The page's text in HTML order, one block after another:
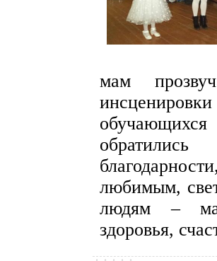
мам
любимым,
людям –
здоровья,